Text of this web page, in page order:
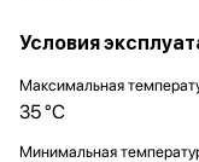
Условия
Максимальная
35 °C
Минимальная